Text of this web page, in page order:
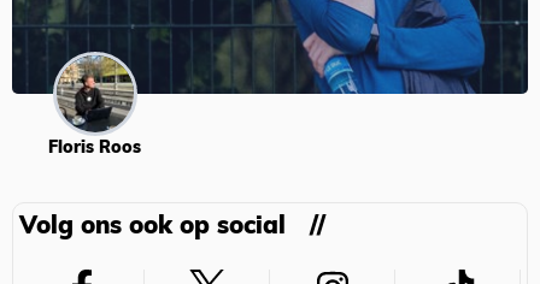
Floris Roos
Volg ons ook op social